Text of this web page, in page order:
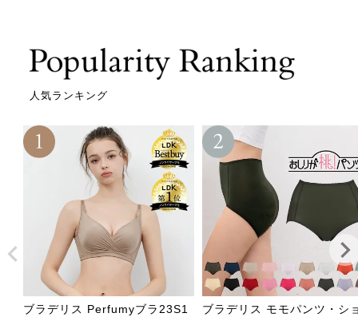
人気ランキング
ブラデリス Perfumyブラ23S1
ブラデリス モモパンツ・シ